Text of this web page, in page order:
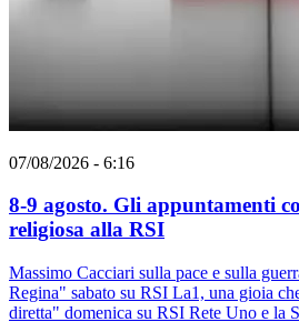
07/08/2026 - 6:16
8-9 agosto. Gli appuntamenti
religiosa alla RSI
Massimo Cacciari sulla pace e sulla
Regina" sabato su RSI La1, una gioia
diretta" domenica su RSI Rete Uno e la